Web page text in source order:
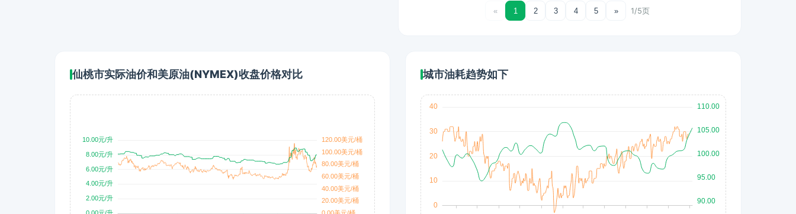
« 1 2 3 4 5 » 1/5页
仙桃市实际油价和美原油(NYMEX)收盘价格对比 城市油耗趋势如下